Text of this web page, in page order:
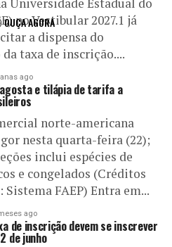
AGORA
no Vestibular 2027.1 já
a dispensa do
taxa de inscrição....
ago
e tilápia de tarifa a
norte-americana
nesta quarta-feira (22);
inclui espécies de
e congelados (Créditos
Sistema FAEP) Entra em...
ago
de inscrição devem se inscrever
de junho